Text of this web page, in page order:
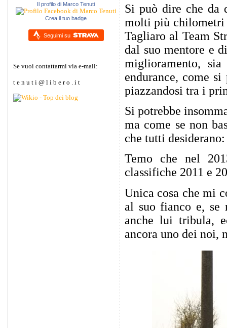
Il profilo di Marco Tenuti
Crea il tuo badge
Seguimi su
Se vuoi contattarmi via e-mail:
t e n u t i @ l i b e r o . i t
Si può dire che da
molti più chilometri
Tagliaro al Team
dal suo mentore e
miglioramento,
endurance, come
piazzandosi tra i
Si potrebbe
ma come se non
che tutti
Temo che nel
classifiche 2011 e
Unica cosa che mi
al suo fianco e, se
anche lui tribula,
ancora uno dei noi,